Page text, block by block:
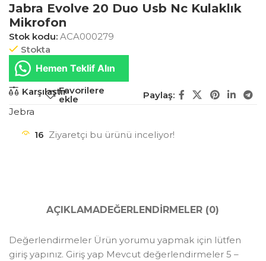
Jabra Evolve 20 Duo Usb Nc Kulaklık
Mikrofon
Stok kodu: ACA000279
Stokta
Hemen Teklif Alın
KarşılaştırFavorilere
ekle
Paylaş:
Jebra
16 Ziyaretçi bu ürünü inceliyor!
AÇIKLAMADEĞERLENDIRMELER (0)
Değerlendirmeler Ürün yorumu yapmak için lütfen
giriş yapınız. Giriş yap Mevcut değerlendirmeler 5 –